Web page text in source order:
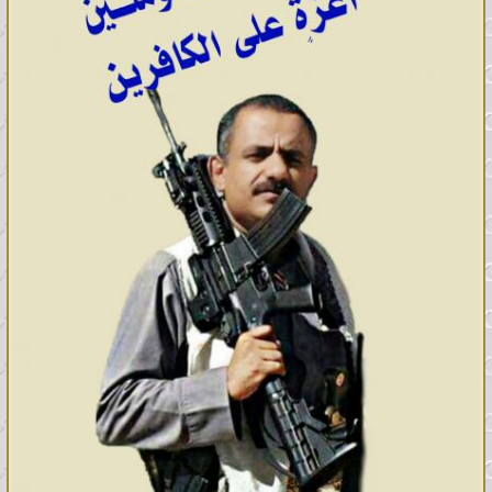
يسمع لك ، وسل تعطه ، واشفع
تشفَّع ، فأقول : يا رب أمتي أمتي ،
فيقال لي : انطلق ، فمن كان في
قلبه مثقال حبة من خردلٍ من إيمان
فأخرجه منها ، فأنطلق فأفعل .
ثم أعود إلى ربي أحمده بتلك
المحامد ، ثم أخر له ساجداً ، فيقال
لي : يا محمد ، ارفع رأسك ، وقل
يسمع لك ، وسل تعطه ، واشفع
تشفع ، فأقول : يا رب ، أمتي أمتي ،
فيقال لي : انطلق ، فمن كان في